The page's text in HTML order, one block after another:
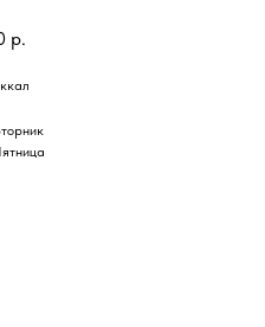
р.